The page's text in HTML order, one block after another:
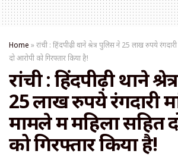
Home »रांची : हिंदपीढ़ी थाने श्रेत्र पुलिस ने 25 लाख रुपये
दो आरोपी को गिरफ्तार किया है!
रांची : हिंदपीढ़ी थाने
25 लाख रुपये रंगदारी
मामले में महिला सहित
को गिरफ्तार किया है!